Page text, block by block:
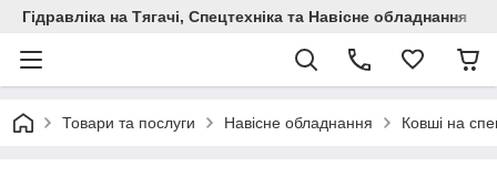
Гідравліка на Тягачі, Спецтехніка та Навісне обладнання
Товари та послуги Навісне обладнання Ковші на